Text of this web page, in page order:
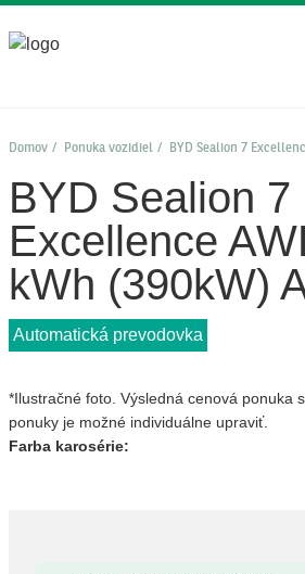
Domov Ponuka vozidiel BYD Sealion 7
BYD Sealion 7
Excellence
kWh (390kW)
Automatická prevodovka
*Ilustračné foto. Výsledná cenová ponuka
ponuky je možné individuálne upraviť.
Farba karosérie: